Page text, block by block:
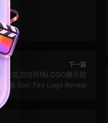
下一篇
火花游戏开场LOGO展示视
模板 Epic Fire Logo Reveal